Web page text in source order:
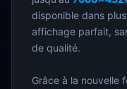
disponible dans
affichage parfait,
de qualité.
Grâce à la nouvelle